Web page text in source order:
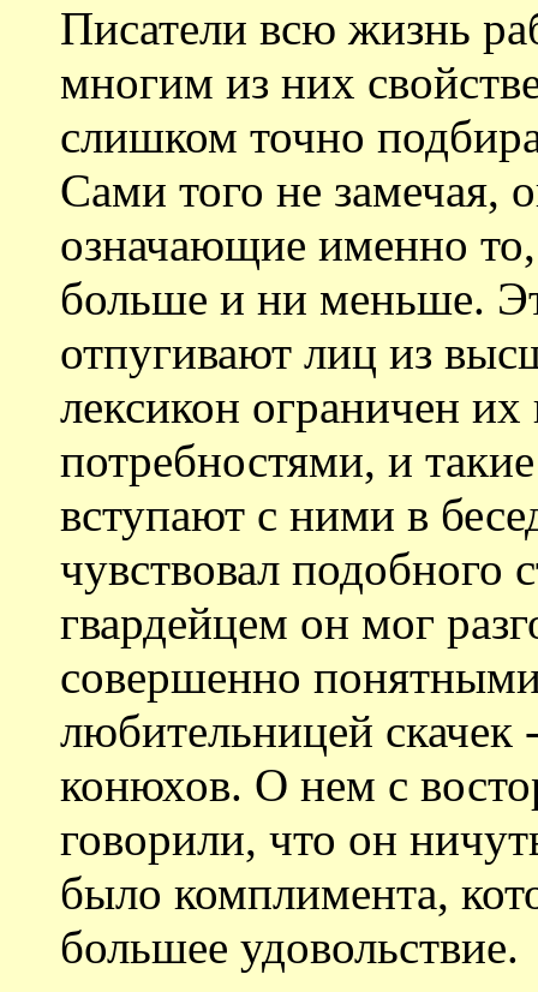
Писатели всю жизнь
многим из них
слишком точно
Сами того не замечая,
означающие именно то,
больше и ни меньше.
отпугивают лиц из
лексикон ограничен
потребностями, и
вступают с ними в
чувствовал подобного
гвардейцем он мог
совершенно
любительницей скачек
конюхов. О нем с
говорили, что он
было комплимента,
большее удовольствие.